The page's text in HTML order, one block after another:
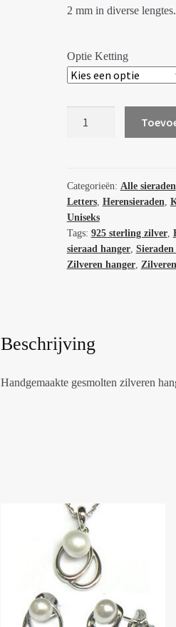
2 mm in diverse lengtes.
Optie Ketting
(arti)
Pura
vista
64686
aantal
Categorieën: Alle sieraden
Letters, Herensieraden,
Uniseks
Tags: 925 sterling zilver,
sieraad hanger, Sieraden
Zilveren hanger,
Beschrijving
Handgemaakte gesmolten zilveren